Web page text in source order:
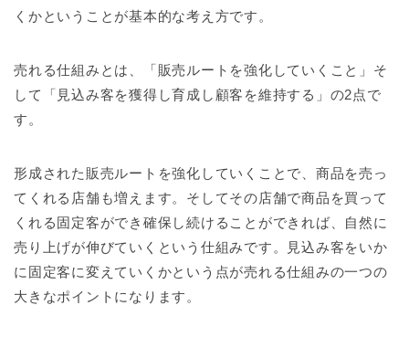
くかということが基本的な考え方です。
売れる仕組みとは、「販売ルートを強化していくこと」そ
して「見込み客を獲得し育成し顧客を維持する」の2点で
す。
形成された販売ルートを強化していくことで、商品を売っ
てくれる店舗も増えます。そしてその店舗で商品を買って
くれる固定客ができ確保し続けることができれば、自然に
売り上げが伸びていくという仕組みです。見込み客をいか
に固定客に変えていくかという点が売れる仕組みの一つの
大きなポイントになります。